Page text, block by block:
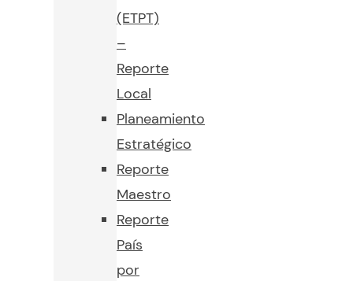
(ETPT)
–
Reporte
Local
Planeamiento
Estratégico
Reporte
Maestro
Reporte
País
por